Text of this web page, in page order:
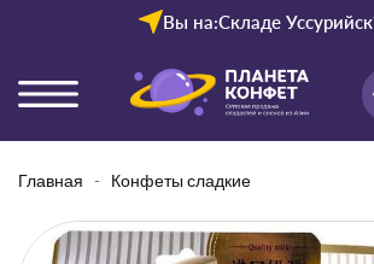
Вы на:Складе Уссурийск
Главная Конфеты сладкие